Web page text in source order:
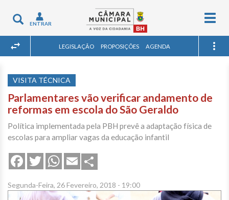
Toggle
navigation
ENTRAR
LEGISLAÇÃO PROPOSIÇÕES AGENDA
VISITA TÉCNICA
Parlamentares vão verificar andamento de
reformas em escola do São Geraldo
Política implementada pela PBH prevê a adaptação física de
escolas para ampliar vagas da educação infantil
FacebookTwitterWhatsApp
Email
Segunda-Feira, 26 Fevereiro, 2018 - 19:00